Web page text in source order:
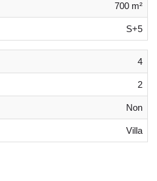
700 m²
S+5
4
2
Non
Villa